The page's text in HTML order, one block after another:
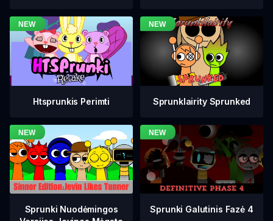
Htsprunkis Perimti Sprunklairity Sprunked
Sprunki Nuodėmingos
Sprunki Galutinis Fazė 4